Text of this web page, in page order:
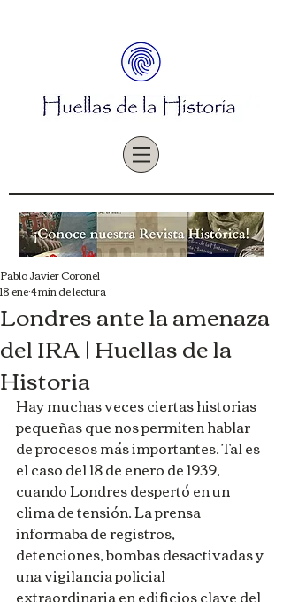
Londres ante la amenaza
del IRA | Huellas de la
Historia
Pablo Javier Coronel
18 ene4 min de lectura
Hay muchas veces ciertas historias
pequeñas que nos permiten hablar
de procesos más importantes. Tal es
el caso del 18 de enero de 1939,
cuando Londres despertó en un
clima de tensión. La prensa
informaba de registros,
detenciones, bombas desactivadas y
una vigilancia policial
extraordinaria en edificios clave del